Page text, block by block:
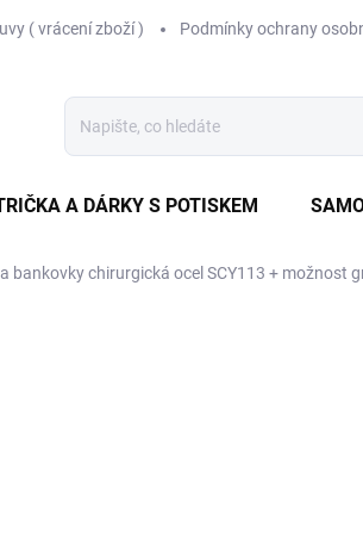
( vrácení zboží ) Podmínky ochrany
A DÁRKY S POTISKEM
bankovky chirurgická ocel SCY113 + možnost